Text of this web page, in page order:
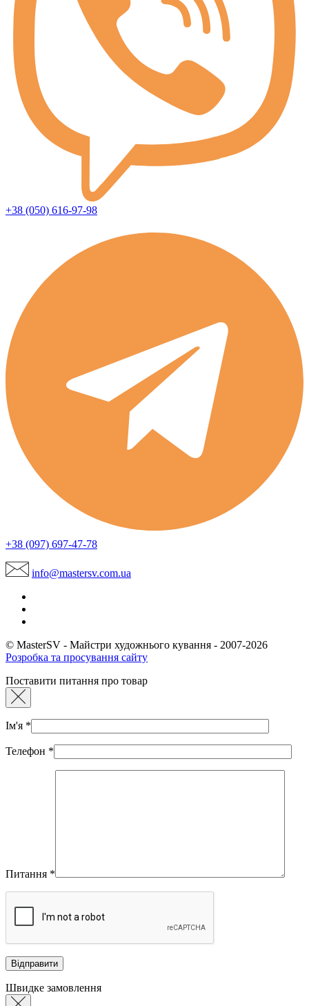
+38 (050) 616-97-98
+38 (097) 697-47-78
info@mastersv.com.ua
© MasterSV - Майстри художнього кування - 2007-2026
Розробка та просування сайту
Поставити питання про товар
Ім'я *
Телефон *
Питання *
Швидке замовлення